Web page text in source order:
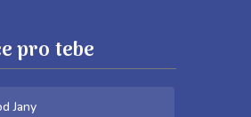
pro tebe
Jany